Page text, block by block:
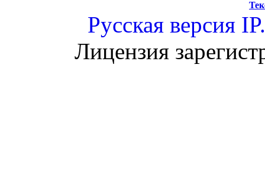
Русская версия
Лицензия